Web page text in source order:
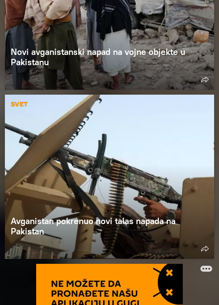
Novi avganistanski napad na vojne objekte u
Pakistanu
SVET
Avganistan pokrenuo novi talas napada na
Pakistan